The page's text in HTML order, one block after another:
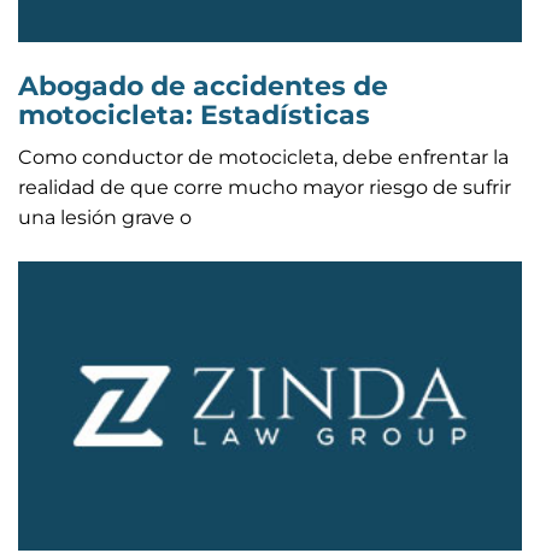
Abogado de accidentes de
motocicleta: Estadísticas
Como conductor de motocicleta, debe enfrentar la
realidad de que corre mucho mayor riesgo de sufrir
una lesión grave o